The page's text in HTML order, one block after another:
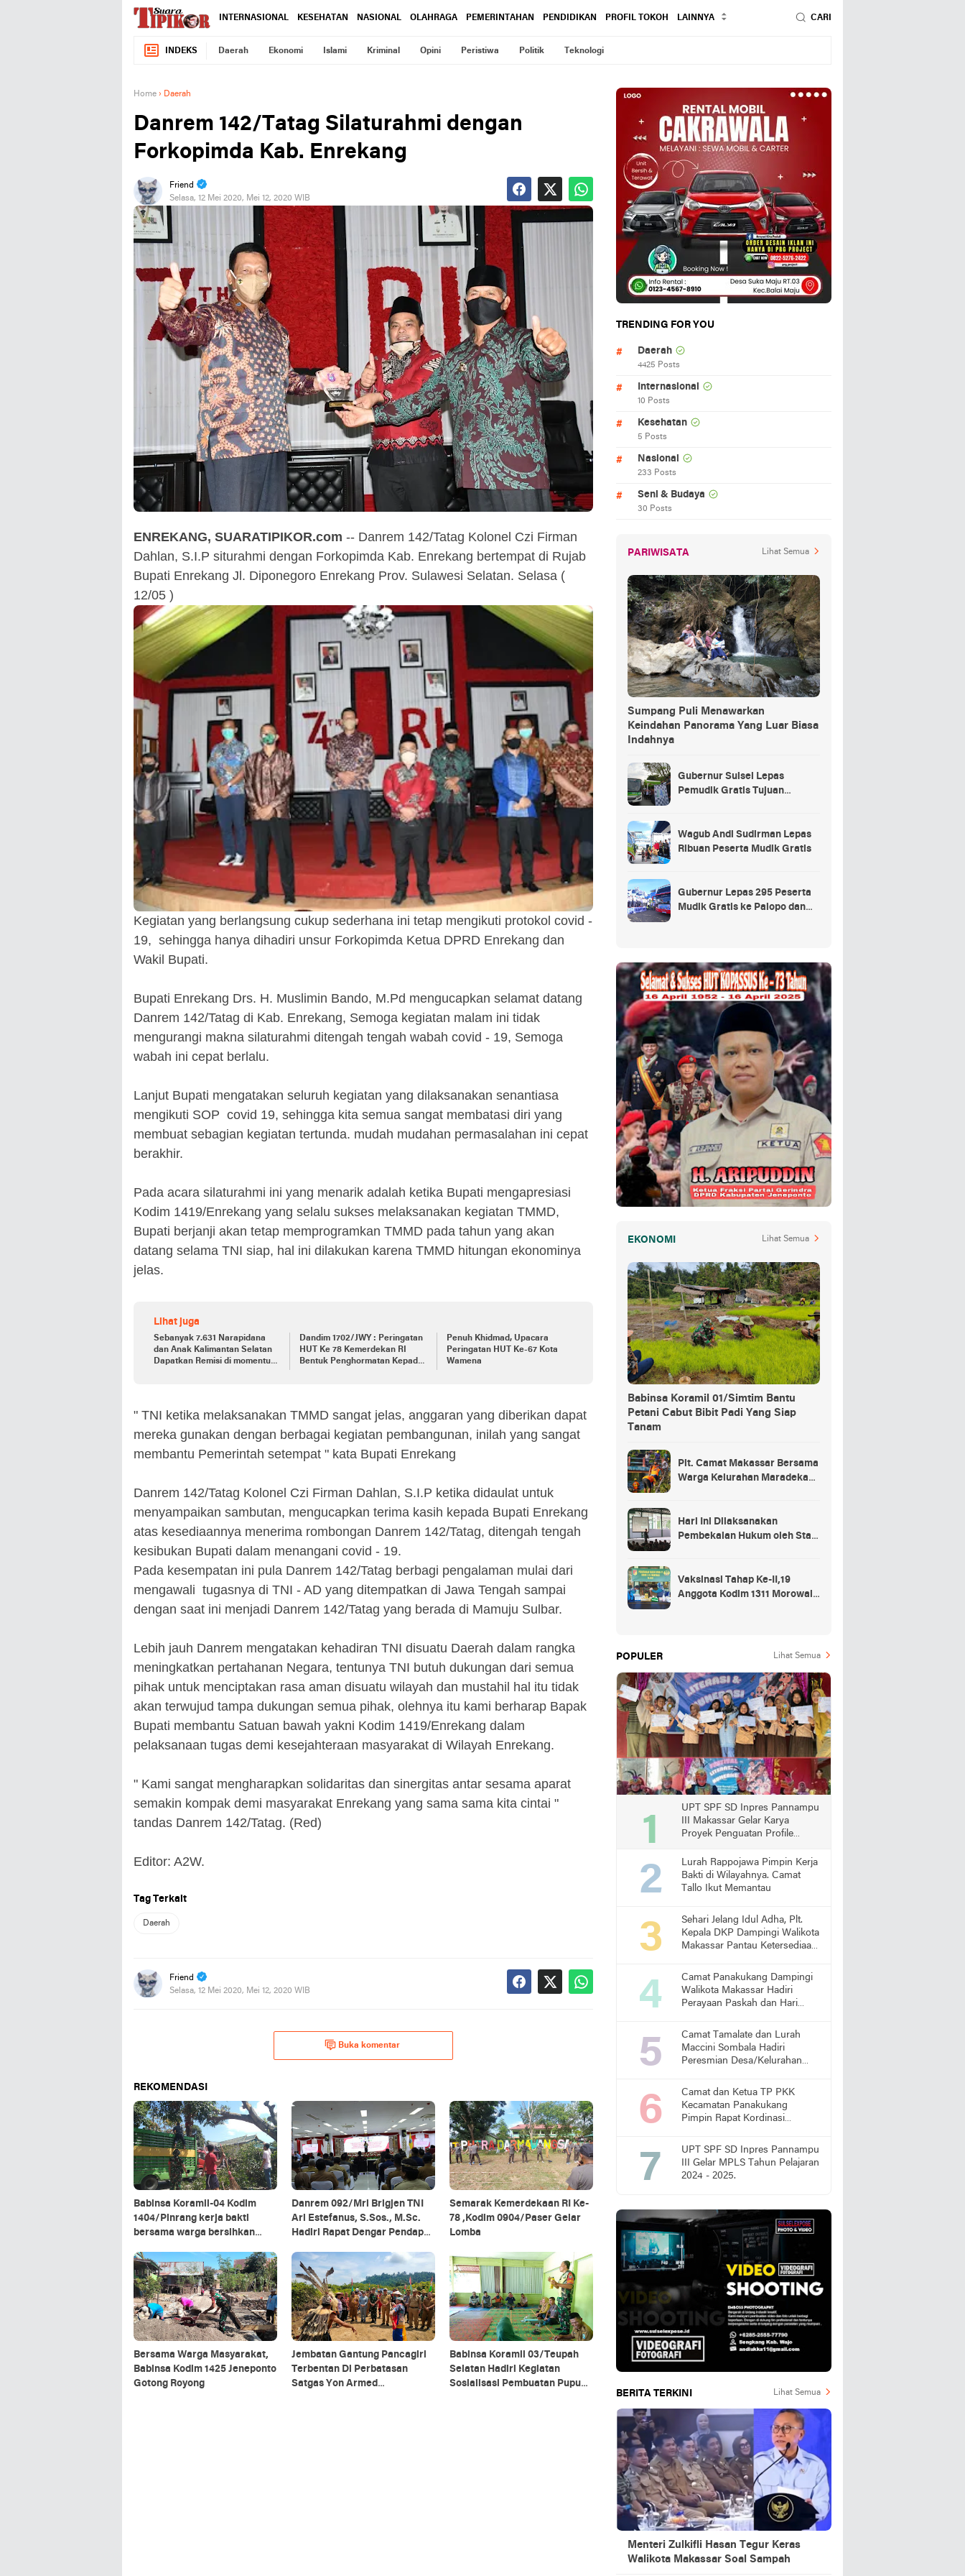
INTERNASIONAL KESEHATAN NASIONAL OLAHRAGA PEMERINTAHAN PENDIDIKAN PROFIL TOKOH LAINNYA CARI
INDEKS Daerah Ekonomi Islami Kriminal Opini Peristiwa Politik Teknologi
Home › Daerah
Danrem 142/Tatag Silaturahmi dengan
Forkopimda Kab. Enrekang
Friend
Selasa, 12 Mei 2020, Mei 12, 2020 WIB
ENREKANG, SUARATIPIKOR.com -- Danrem 142/Tatag Kolonel Czi Firman
Dahlan, S.I.P siturahmi dengan Forkopimda Kab. Enrekang bertempat di Rujab
Bupati Enrekang Jl. Diponegoro Enrekang Prov. Sulawesi Selatan. Selasa (
12/05 )
Kegiatan yang berlangsung cukup sederhana ini tetap mengikuti protokol covid -
19, sehingga hanya dihadiri unsur Forkopimda Ketua DPRD Enrekang dan
Wakil Bupati.
Bupati Enrekang Drs. H. Muslimin Bando, M.Pd mengucapkan selamat datang
Danrem 142/Tatag di Kab. Enrekang, Semoga kegiatan malam ini tidak
mengurangi makna silaturahmi ditengah tengah wabah covid - 19, Semoga
wabah ini cepat berlalu.
Lanjut Bupati mengatakan seluruh kegiatan yang dilaksanakan senantiasa
mengikuti SOP covid 19, sehingga kita semua sangat membatasi diri yang
membuat sebagian kegiatan tertunda. mudah mudahan permasalahan ini cepat
berakhir.
Pada acara silaturahmi ini yang menarik adalah ketika Bupati mengapresiasi
Kodim 1419/Enrekang yang selalu sukses melaksanakan kegiatan TMMD,
Bupati berjanji akan tetap memprogramkan TMMD pada tahun yang akan
datang selama TNI siap, hal ini dilakukan karena TMMD hitungan ekonominya
jelas.
Lihat juga
Sebanyak 7.631 Narapidana
dan Anak Kalimantan Selatan
Dapatkan Remisi di momentum
Dandim 1702/JWY : Peringatan
HUT Ke 78 Kemerdekan RI
Bentuk Penghormatan Kepada
Penuh Khidmad, Upacara
Peringatan HUT Ke-67 Kota
Wamena
" TNI ketika melaksanakan TMMD sangat jelas, anggaran yang diberikan dapat
mereka gunakan dengan berbagai kegiatan pembangunan, inilah yang sangat
membantu Pemerintah setempat " kata Bupati Enrekang
Danrem 142/Tatag Kolonel Czi Firman Dahlan, S.I.P ketika didaulat untuk
menyampaikan sambutan, mengucapkan terima kasih kepada Bupati Enrekang
atas kesediaannya menerima rombongan Danrem 142/Tatag, ditengah tengah
kesibukan Bupati dalam menangani covid - 19.
Pada kesempatan ini pula Danrem 142/Tatag berbagi pengalaman mulai dari
mengawali tugasnya di TNI - AD yang ditempatkan di Jawa Tengah sampai
dengan saat ini menjadi Danrem 142/Tatag yang berada di Mamuju Sulbar.
Lebih jauh Danrem mengatakan kehadiran TNI disuatu Daerah dalam rangka
meningkatkan pertahanan Negara, tentunya TNI butuh dukungan dari semua
pihak untuk menciptakan rasa aman disuatu wilayah dan mustahil hal itu tidak
akan terwujud tampa dukungan semua pihak, olehnya itu kami berharap Bapak
Bupati membantu Satuan bawah yakni Kodim 1419/Enrekang dalam
pelaksanaan tugas demi kesejahteraan masyarakat di Wilayah Enrekang.
" Kami sangat mengharapkan solidaritas dan sinergitas antar sesama aparat
semakin kompak demi masyarakat Enrekang yang sama sama kita cintai "
tandas Danrem 142/Tatag. (Red)
Editor: A2W.
Tag Terkait
Daerah
Friend
Selasa, 12 Mei 2020, Mei 12, 2020 WIB
Buka komentar
REKOMENDASI
Babinsa Koramil-04 Kodim
1404/Pinrang kerja bakti
bersama warga bersihkan
Danrem 092/Mrl Brigjen TNI
Ari Estefanus, S.Sos., M.Sc.
Hadiri Rapat Dengar Pendapat
Kalimantan Utara
Semarak Kemerdekaan RI Ke-
78 ,Kodim 0904/Paser Gelar
Lomba
Bersama Warga Masyarakat,
Babinsa Kodim 1425 Jeneponto
Gotong Royong
Jembatan Gantung Pancagiri
Terbentan Di Perbatasan
Satgas Yon Armed
Babinsa Koramil 03/Teupah
Selatan Hadiri Kegiatan
Sosialisasi Pembuatan Pupuk
TRENDING FOR YOU
Daerah
4425 Posts
Internasional
10 Posts
Kesehatan
5 Posts
Nasional
233 Posts
Seni & Budaya
30 Posts
PARIWISATA Lihat Semua
Sumpang Puli Menawarkan
Keindahan Panorama Yang Luar Biasa
Indahnya
Gubernur Sulsel Lepas
Pemudik Gratis Tujuan
Wagub Andi Sudirman Lepas
Ribuan Peserta Mudik Gratis
Gubernur Lepas 295 Peserta
Mudik Gratis ke Palopo dan
EKONOMI Lihat Semua
Babinsa Koramil 01/Simtim Bantu
Petani Cabut Bibit Padi Yang Siap
Tanam
Plt. Camat Makassar Bersama
Warga Kelurahan Maradekaya
Hari Ini Dilaksanakan
Pembekalan Hukum oleh Staf
Kostrad
Vaksinasi Tahap Ke-II,19
Anggota Kodim 1311 Morowali
POPULER Lihat Semua
UPT SPF SD Inpres Pannampu
III Makassar Gelar Karya
Proyek Penguatan Profile
Lurah Rappojawa Pimpin Kerja
Bakti di Wilayahnya. Camat
Tallo Ikut Memantau
Sehari Jelang Idul Adha, Plt.
Kepala DKP Dampingi Walikota
Makassar Pantau Ketersediaan
Camat Panakukang Dampingi
Walikota Makassar Hadiri
Perayaan Paskah dan Hari
Camat Tamalate dan Lurah
Maccini Sombala Hadiri
Peresmian Desa/Kelurahan
Camat dan Ketua TP PKK
Kecamatan Panakukang
Pimpin Rapat Kordinasi
Stunting
UPT SPF SD Inpres Pannampu
III Gelar MPLS Tahun Pelajaran
2024 - 2025.
BERITA TERKINI Lihat Semua
Menteri Zulkifli Hasan Tegur Keras
Walikota Makassar Soal Sampah